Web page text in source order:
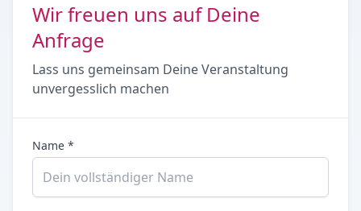
Wir freuen uns auf Deine
Anfrage
Lass uns gemeinsam Deine Veranstaltung
unvergesslich machen
Name *